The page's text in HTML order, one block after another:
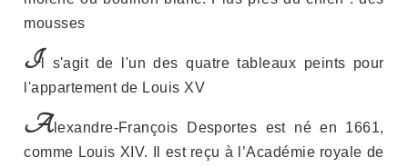
mousses
Il s'agit de l'un des quatre tableaux peints pour
l'appartement de Louis XV
Alexandre-François Desportes est né en 1661,
comme Louis XIV. Il est reçu à l’Académie royale de